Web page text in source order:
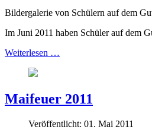
Bildergalerie von Schülern auf dem
Im Juni 2011 haben Schüler auf dem
Weiterlesen …
Maifeuer 2011
Veröffentlicht: 01. Mai 2011